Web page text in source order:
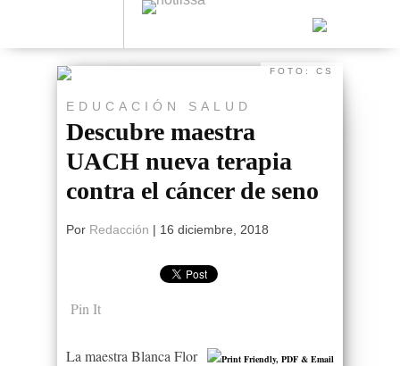
FOTO: CS
EDUCACIÓN SALUD
Descubre maestra
UACH nueva terapia
contra el cáncer de seno
Por Redacción | 16 diciembre, 2018
Pin It
La maestra Blanca Flor